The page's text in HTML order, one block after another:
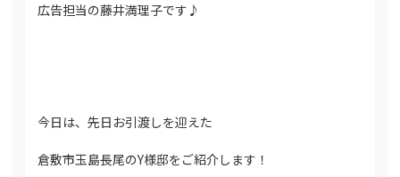
広告担当の藤井満理子です♪
今日は、先日お引渡しを迎えた
倉敷市玉島長尾のY様邸をご紹介します！